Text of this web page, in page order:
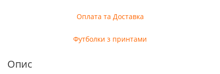
Оплата та Доставка
Футболки з принтами
Опис